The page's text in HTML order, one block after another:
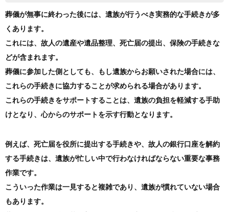
葬儀が無事に終わった後には、遺族が行うべき実務的な手続きが多
くあります。
これには、故人の遺産や遺品整理、死亡届の提出、保険の手続きな
どが含まれます。
葬儀に参加した側としても、もし遺族からお願いされた場合には、
これらの手続きに協力することが求められる場合があります。
これらの手続きをサポートすることは、遺族の負担を軽減する手助
けとなり、心からのサポートを示す行動となります。
例えば、死亡届を役所に提出する手続きや、故人の銀行口座を解約
する手続きは、遺族が忙しい中で行わなければならない重要な事務
作業です。
こういった作業は一見すると複雑であり、遺族が慣れていない場合
もあります。